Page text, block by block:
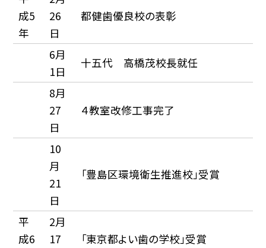
成5
年
26
日
都健歯優良校の表彰
6月
1日
十五代 高橋茂校長就任
8月
27
日
４教室改修工事完了
10
月
21
日
「豊島区環境衛生推進校」受賞
平
成6
2月
17
「東京都よい歯の学校」受賞